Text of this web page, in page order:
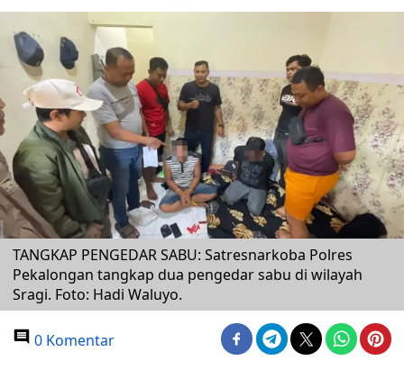
TANGKAP PENGEDAR SABU: Satresnarkoba Polres
Pekalongan tangkap dua pengedar sabu di wilayah
Sragi. Foto: Hadi Waluyo.
0 Komentar